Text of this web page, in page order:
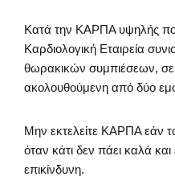
Κατά την ΚΑΡΠΑ υψηλής
Καρδιολογική Εταιρεία
θωρακικών συμπιέσεων,
ακολουθούμενη από δύο
Μην εκτελείτε ΚΑΡΠΑ εάν
όταν κάτι δεν πάει καλά και
επικίνδυνη.